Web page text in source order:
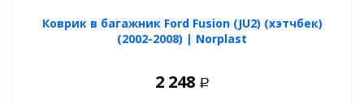
Коврик в багажник Ford Fusion (JU2) (хэтчбек)
(2002-2008) | Norplast
2 248 Р